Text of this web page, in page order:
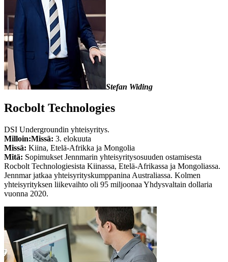
Stefan Widing
Rocbolt Technologies
DSI Undergroundin yhteisyritys.
Milloin:Missä: 3. elokuuta
Missä: Kiina, Etelä-Afrikka ja Mongolia
Mitä: Sopimukset Jennmarin yhteisyritysosuuden ostamisesta
Rocbolt Technologiesista Kiinassa, Etelä-Afrikassa ja Mongoliassa.
Jennmar jatkaa yhteisyrityskumppanina Australiassa. Kolmen
yhteisyrityksen liikevaihto oli 95 miljoonaa Yhdysvaltain dollaria
vuonna 2020.